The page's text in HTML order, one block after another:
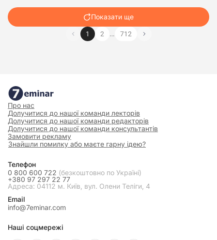
Показати ще
1 2 … 712
Про нас
Долучитися до нашої команди лекторів
Долучитися до нашої команди редакторів
Долучитися до нашої команди консультантів
Замовити рекламу
Знайшли помилку або маєте гарну ідею?
Телефон
0 800 600 722 (безкоштовно по Україні)
+380 97 297 22 77
Адреса: 04112 м. Київ, вул. Олени Теліги, 4
Email
info@7eminar.com
Наші соцмережі